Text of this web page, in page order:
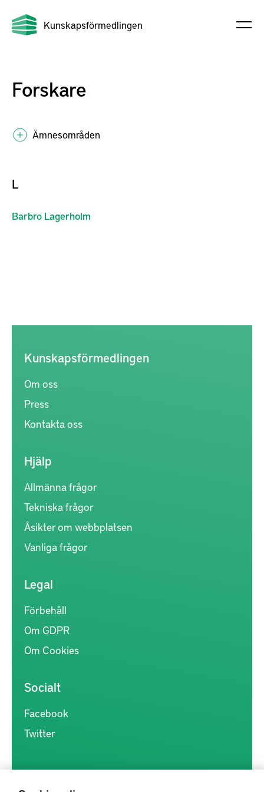
Kunskapsförmedlingen
Forskare
Ämnesområden
L
Barbro Lagerholm
Kunskapsförmedlingen
Om oss
Press
Kontakta oss
Hjälp
Allmänna frågor
Tekniska frågor
Åsikter om webbplatsen
Vanliga frågor
Legal
Förbehåll
Om GDPR
Om Cookies
Socialt
Facebook
Twitter